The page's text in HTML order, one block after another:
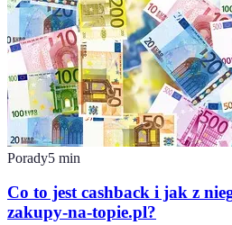
Porady5 min
Co to jest cashback i jak z
zakupy-na-topie.pl?